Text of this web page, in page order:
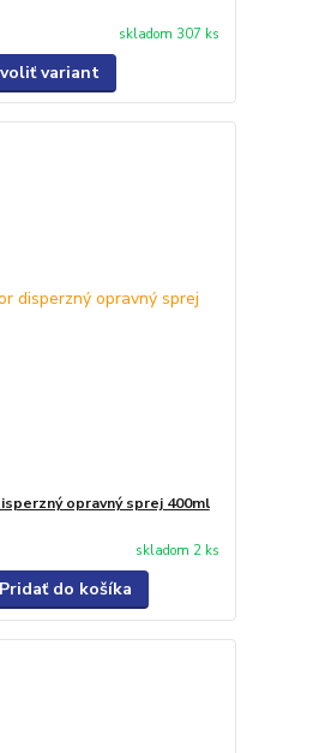
skladom 307 ks
variant
opravný sprej 400ml
skladom 2 ks
Pridať do košíka